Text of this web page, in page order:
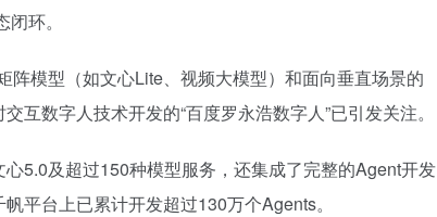
环。
模型（如文心Lite、视频大模型）和面向垂直场景的
数字人技术开发的“百度罗永浩数字人”已引发关注。
5.0及超过150种模型服务，还集成了完整的Agent开发
平台上已累计开发超过130万个Agents。